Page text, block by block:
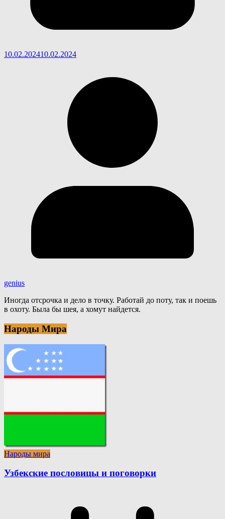
10.02.202410.02.2024
genius
Иногда отсрочка и дело в точку. Работай до поту, так и поешь
в охоту. Была бы шея, а хомут найдется.
Народы Мира
Народы мира
Узбекские пословицы и поговорки